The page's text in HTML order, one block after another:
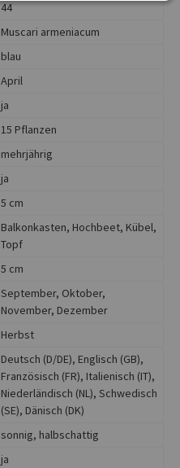
44
Muscari armeniacum
blau
April
ja
15 Pflanzen
mehrjährig
ja
5 cm
Balkonkasten, Hochbeet, Kübel,
Topf
5 cm
September, Oktober,
November, Dezember
Herbst
Deutsch (D/DE), Englisch (GB),
Französisch (FR), Italienisch (IT),
Niederländisch (NL), Schwedisch
(SE), Dänisch (DK)
sonnig, halbschattig
ja